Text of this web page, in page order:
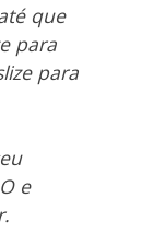
que
para
para
e